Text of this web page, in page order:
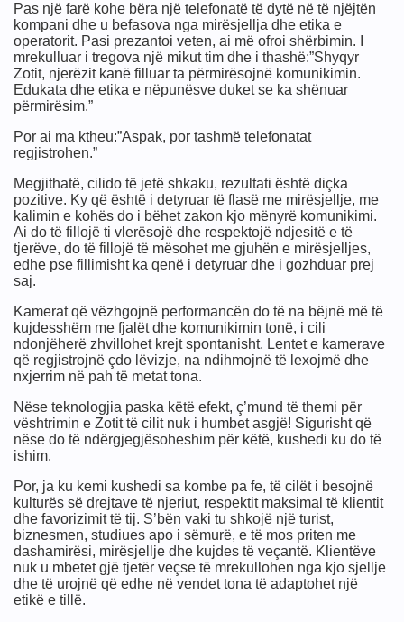
Pas një farë kohe bëra një telefonatë të dytë në të njëjtën
kompani dhe u befasova nga mirësjellja dhe etika e
operatorit. Pasi prezantoi veten, ai më ofroi shërbimin. I
mrekulluar i tregova një mikut tim dhe i thashë:”Shyqyr
Zotit, njerëzit kanë filluar ta përmirësojnë komunikimin.
Edukata dhe etika e nëpunësve duket se ka shënuar
përmirësim.”
Por ai ma ktheu:”Aspak, por tashmë telefonatat
regjistrohen.”
Megjithatë, cilido të jetë shkaku, rezultati është diçka
pozitive. Ky që është i detyruar të flasë me mirësjellje, me
kalimin e kohës do i bëhet zakon kjo mënyrë komunikimi.
Ai do të fillojë ti vlerësojë dhe respektojë ndjesitë e të
tjerëve, do të fillojë të mësohet me gjuhën e mirësjelljes,
edhe pse fillimisht ka qenë i detyruar dhe i gozhduar prej
saj.
Kamerat që vëzhgojnë performancën do të na bëjnë më të
kujdesshëm me fjalët dhe komunikimin tonë, i cili
ndonjëherë zhvillohet krejt spontanisht. Lentet e kamerave
që regjistrojnë çdo lëvizje, na ndihmojnë të lexojmë dhe
nxjerrim në pah të metat tona.
Nëse teknologjia paska këtë efekt, ç’mund të themi për
vështrimin e Zotit të cilit nuk i humbet asgjë! Sigurisht që
nëse do të ndërgjegjësoheshim për këtë, kushedi ku do të
ishim.
Por, ja ku kemi kushedi sa kombe pa fe, të cilët i besojnë
kulturës së drejtave të njeriut, respektit maksimal të klientit
dhe favorizimit të tij. S’bën vaki tu shkojë një turist,
biznesmen, studiues apo i sëmurë, e të mos priten me
dashamirësi, mirësjellje dhe kujdes të veçantë. Klientëve
nuk u mbetet gjë tjetër veçse të mrekullohen nga kjo sjellje
dhe të urojnë që edhe në vendet tona të adaptohet një
etikë e tillë.